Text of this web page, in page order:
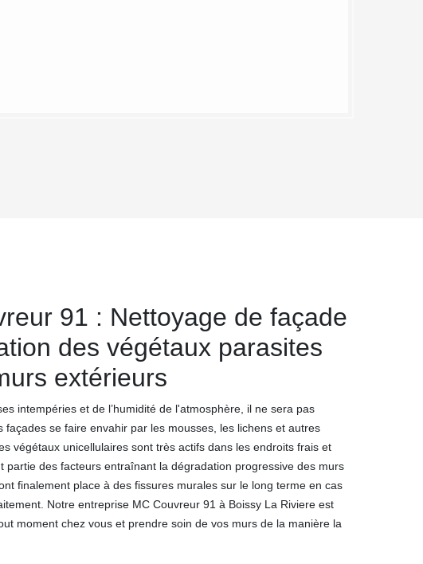
91 : Nettoyage de façade
des végétaux parasites
extérieurs
intempéries et de l’humidité de l'atmosphère, il ne sera pas
façades se faire envahir par les mousses, les lichens et autres
végétaux unicellulaires sont très actifs dans les endroits frais et
partie des facteurs entraînant la dégradation progressive des murs
finalement place à des fissures murales sur le long terme en cas
Notre entreprise MC Couvreur 91 à Boissy La Riviere est
moment chez vous et prendre soin de vos murs de la manière la